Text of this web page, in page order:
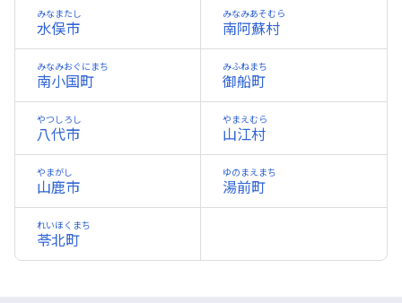
水俣市
みなまたし
南阿蘇村
みなみあそむら
南小国町
みなみおぐにまち
御船町
みふねまち
八代市
やつしろし
山江村
やまえむら
山鹿市
やまがし
湯前町
ゆのまえまち
苓北町
れいほくまち